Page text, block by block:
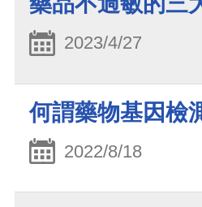
2023/4/27
何謂藥物基因檢
2022/8/18